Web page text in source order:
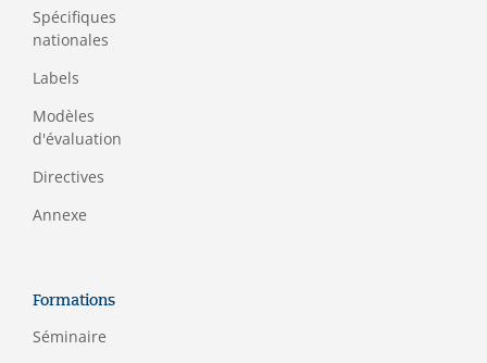
Spécifiques
nationales
Labels
Modèles
d'évaluation
Directives
Annexe
Formations
Séminaire